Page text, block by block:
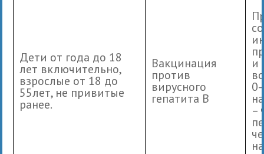
Дети от года до 18
лет включительно,
взрослые от 18 до
55лет, не привитые
ранее.
Вакцинация
против
вирусного
гепатита В
и
–